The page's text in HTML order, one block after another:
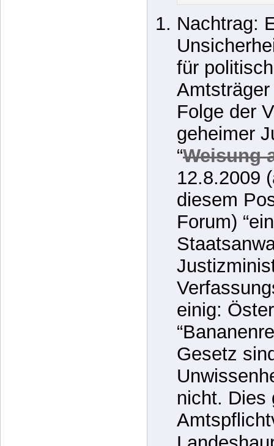
für
Folge der
geheimer
“Weisung
12.8.2009
diesem
Forum)
einig:
Gesetz
nicht. Dies
Related